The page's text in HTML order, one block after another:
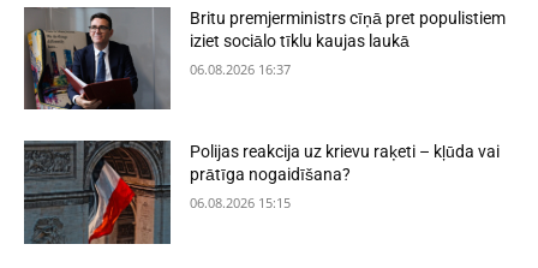
Britu premjerministrs cīņā pret populistiem
iziet sociālo tīklu kaujas laukā
06.08.2026 16:37
Polijas reakcija uz krievu raķeti – kļūda vai
prātīga nogaidīšana?
06.08.2026 15:15